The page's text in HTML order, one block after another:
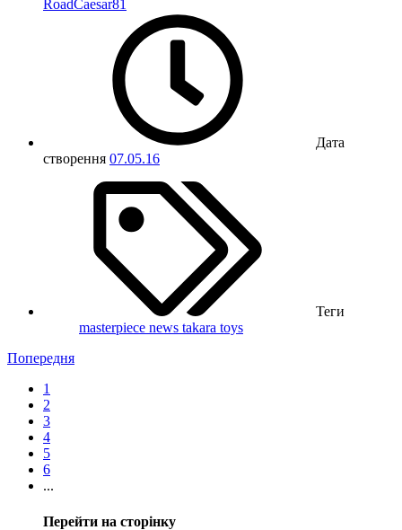
RoadCaesar81
Дата
створення 07.05.16
Теги
masterpiece news takara toys
Попередня
1
2
3
4
5
6
...
Перейти на сторінку